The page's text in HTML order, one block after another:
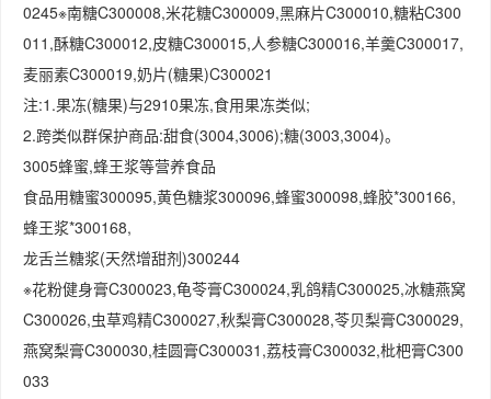
0245※南糖C300008,米花糖C300009,黑麻片C300010,糖粘C300
011,酥糖C300012,皮糖C300015,人参糖C300016,羊羹C300017,
麦丽素C300019,奶片(糖果)C300021
注:1.果冻(糖果)与2910果冻,食用果冻类似;
2.跨类似群保护商品:甜食(3004,3006);糖(3003,3004)。
3005蜂蜜,蜂王浆等营养食品
食品用糖蜜300095,黄色糖浆300096,蜂蜜300098,蜂胶*300166,
蜂王浆*300168,
龙舌兰糖浆(天然增甜剂)300244
※花粉健身膏C300023,龟苓膏C300024,乳鸽精C300025,冰糖燕窝
C300026,虫草鸡精C300027,秋梨膏C300028,苓贝梨膏C300029,
燕窝梨膏C300030,桂圆膏C300031,荔枝膏C300032,枇杷膏C300
033